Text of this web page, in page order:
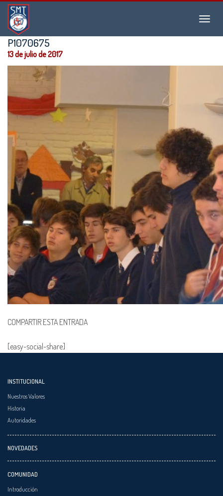
Menu
Instituto
San
Martín
de
P1070675
13 de julio de 2017
COMPARTIR ESTA ENTRADA
[easy-social-share]
INSTITUCIONAL
Nuestros Valores
Historia
Autoridades
NOVEDADES
COMUNIDAD
Introducción